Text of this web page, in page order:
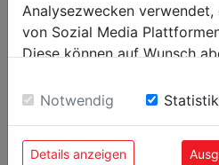
general data
EAN code
POPULAR
Analysezwecken
von Sozial Media
Diese können auf Wunsch
Einwilligung zu unseren
Notwendig
Details anzeigen